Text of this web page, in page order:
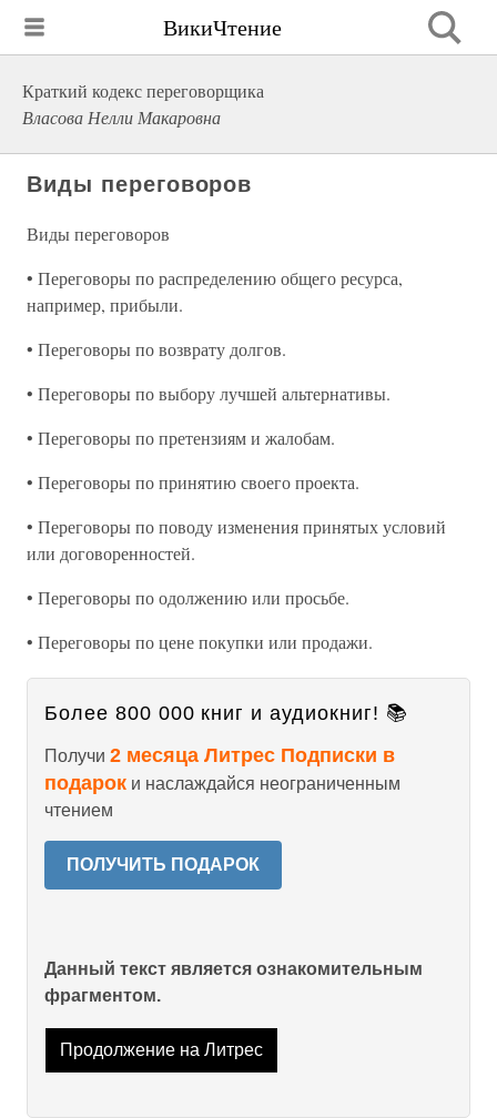
ВикиЧтение
Краткий кодекс переговорщика
Власова Нелли Макаровна
Виды переговоров
Виды переговоров
• Переговоры по распределению общего ресурса,
например, прибыли.
• Переговоры по возврату долгов.
• Переговоры по выбору лучшей альтернативы.
• Переговоры по претензиям и жалобам.
• Переговоры по принятию своего проекта.
• Переговоры по поводу изменения принятых условий
или договоренностей.
• Переговоры по одолжению или просьбе.
• Переговоры по цене покупки или продажи.
Более 800 000 книг и аудиокниг! 📚
Получи 2 месяца Литрес Подписки в
подарок и наслаждайся неограниченным
чтением
ПОЛУЧИТЬ ПОДАРОК
Данный текст является ознакомительным
фрагментом.
Продолжение на Литрес